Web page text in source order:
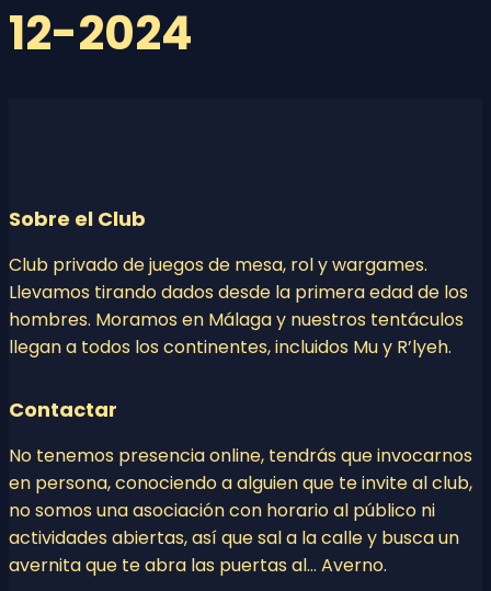
12-2024
Sobre el Club
Club privado de juegos de mesa, rol y wargames.
Llevamos tirando dados desde la primera edad de los
hombres. Moramos en Málaga y nuestros tentáculos
llegan a todos los continentes, incluidos Mu y R’lyeh.
Contactar
No tenemos presencia online, tendrás que invocarnos
en persona, conociendo a alguien que te invite al club,
no somos una asociación con horario al público ni
actividades abiertas, así que sal a la calle y busca un
avernita que te abra las puertas al… Averno.